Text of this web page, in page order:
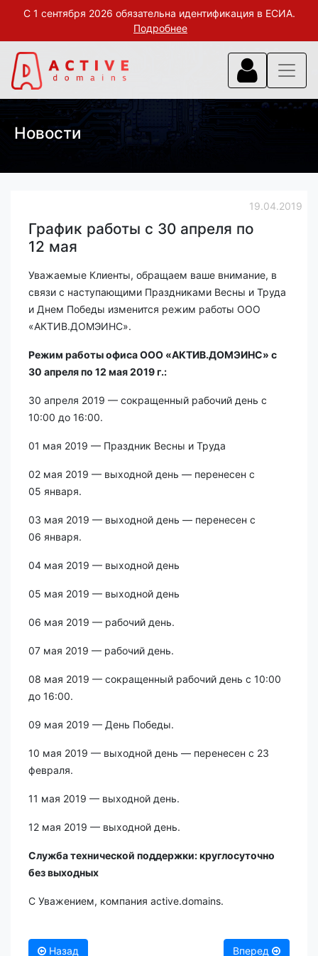
С 1 сентября 2026 обязательна идентификация в ЕСИА.
Подробнее
Новости
19.04.2019
График работы с 30 апреля по
12 мая
Уважаемые Клиенты, обращаем ваше внимание, в
связи с наступающими Праздниками Весны и Труда
и Днем Победы изменится режим работы ООО
«АКТИВ.ДОМЭИНС».
Режим работы офиса ООО «АКТИВ.ДОМЭИНС» с
30 апреля по 12 мая 2019 г.:
30 апреля 2019 — сокращенный рабочий день с
10:00 до 16:00.
01 мая 2019 — Праздник Весны и Труда
02 мая 2019 — выходной день — перенесен с
05 января.
03 мая 2019 — выходной день — перенесен с
06 января.
04 мая 2019 — выходной день
05 мая 2019 — выходной день
06 мая 2019 — рабочий день.
07 мая 2019 — рабочий день.
08 мая 2019 — сокращенный рабочий день с 10:00
до 16:00.
09 мая 2019 — День Победы.
10 мая 2019 — выходной день — перенесен с 23
февраля.
11 мая 2019 — выходной день.
12 мая 2019 — выходной день.
Служба технической поддержки:круглосуточно
без выходных
С Уважением, компания active.domains.
Назад Вперед